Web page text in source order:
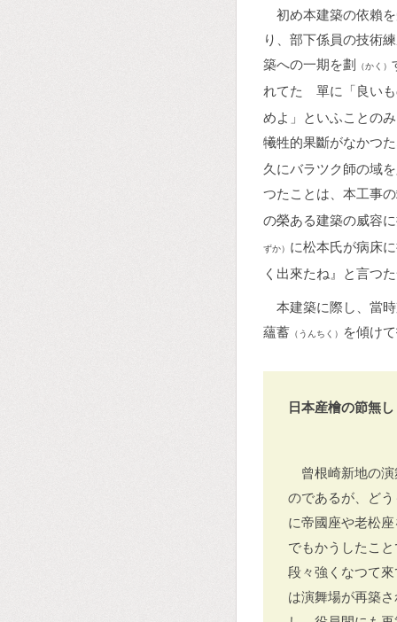
初め本建築の依賴
り、部下係員の技術
築への一期を劃
（かく）
れてたゞ單に「良い
めよ」といふことの
犧牲的果斷がなかつ
久にバラツク師の域
つたことは、本工事
の榮ある建築の威容
ずか） に松本氏が病床
く出來たね』と言つ
本建築に際し、當
蘊蓄 （うんちく） を傾け
日本産檜の節無し
曾根崎新地の
のであるが、ど
に帝國座や老松
でもかうしたこ
段々強くなつて
は演舞場が再築